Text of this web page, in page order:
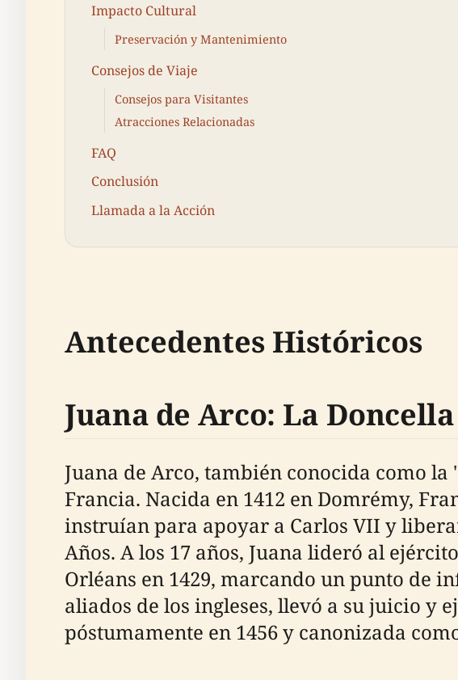
Impacto Cultural
Preservación y Mantenimiento
Consejos de Viaje
Consejos para Visitantes
Atracciones Relacionadas
FAQ
Conclusión
Llamada a la Acción
Antecedentes Históricos
Juana de Arco: La
Juana de Arco, también conocida como
Francia. Nacida en 1412 en Domrémy,
instruían para apoyar a Carlos VII y
Años. A los 17 años, Juana lideró al
Orléans en 1429, marcando un punto de
aliados de los ingleses, llevó a su juicio y
póstumamente en 1456 y canonizada